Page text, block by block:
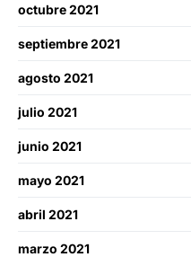
octubre 2021
septiembre 2021
agosto 2021
julio 2021
junio 2021
mayo 2021
abril 2021
marzo 2021